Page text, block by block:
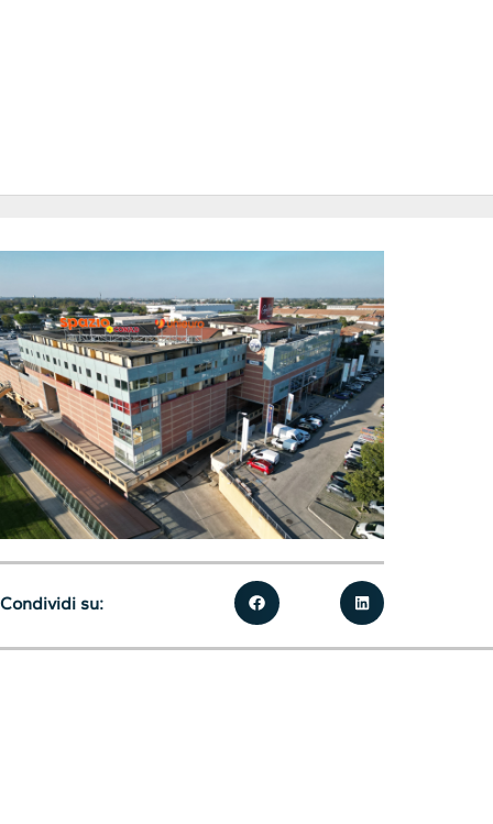
Condividi su: